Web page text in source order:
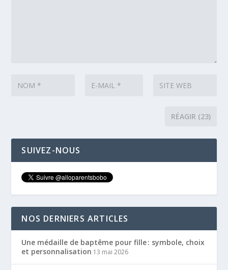
SUIVEZ-NOUS
NOS DERNIERS ARTICLES
Une médaille de baptême pour fille : symbole, choix
et personnalisation 13 mai 2026